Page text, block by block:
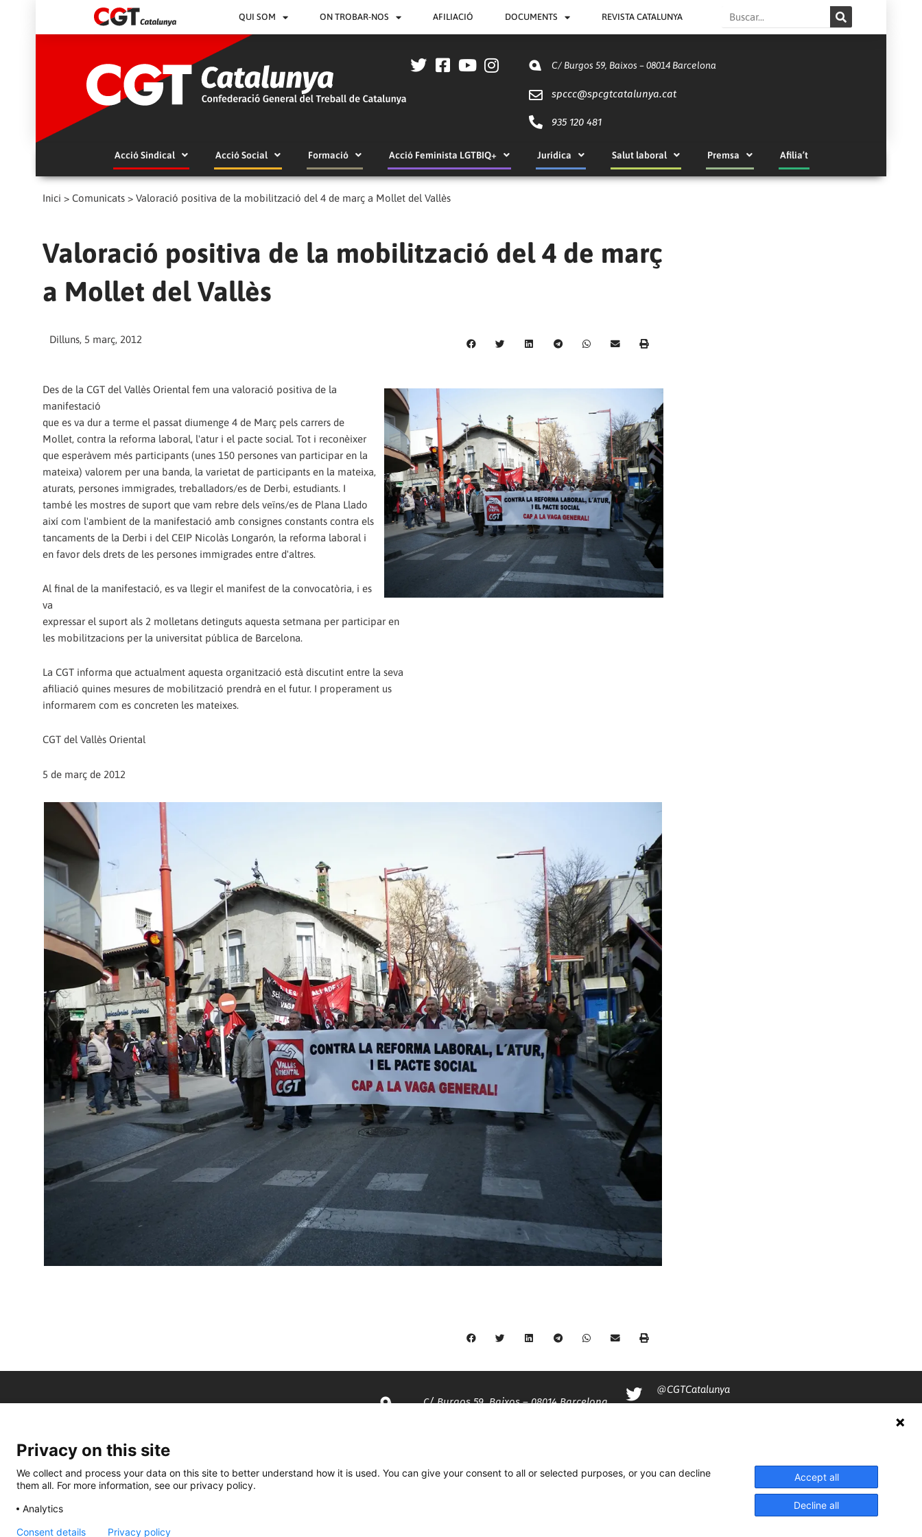
QUI SOM ON TROBAR-NOS AFILIACIÓ DOCUMENTS REVISTA CATALUNYA Search
C/ Burgos 59, Baixos – 08014 Barcelona
spccc@spcgtcatalunya.cat
935 120 481
Acció Sindical Acció Social Formació Acció Feminista LGTBIQ+ Jurídica Salut laboral Premsa Afilia’t
Inici > Comunicats > Valoració positiva de la mobilització del 4 de març a Mollet del Vallès
Valoració positiva de la mobilització del 4 de març
a Mollet del Vallès
Dilluns, 5 març, 2012
Des de la CGT del Vallès Oriental fem una valoració positiva de la
manifestació
que es va dur a terme el passat diumenge 4 de Març pels carrers de
Mollet, contra la reforma laboral, l'atur i el pacte social. Tot i reconèixer
que esperàvem més participants (unes 150 persones van participar en la
mateixa) valorem per una banda, la varietat de participants en la mateixa,
aturats, persones immigrades, treballadors/es de Derbi, estudiants. I
també les mostres de suport que vam rebre dels veïns/es de Plana Llado
així com l'ambient de la manifestació amb consignes constants contra els
tancaments de la Derbi i del CEIP Nicolàs Longarón, la reforma laboral i
en favor dels drets de les persones immigrades entre d'altres.
Al final de la manifestació, es va llegir el manifest de la convocatòria, i es
va
expressar el suport als 2 molletans detinguts aquesta setmana per participar en
les mobilitzacions per la universitat pública de Barcelona.
La CGT informa que actualment aquesta organització està discutint entre la seva
afiliació quines mesures de mobilització prendrà en el futur. I properament us
informarem com es concreten les mateixes.
CGT del Vallès Oriental
5 de març de 2012
C/ Burgos 59, Baixos – 08014 Barcelona
@CGTCatalunya
Privacy on this site
We collect and process your data on this site to better understand how it is used. You can give your consent to all or selected purposes, or you can decline
them all. For more information, see our privacy policy.
Analytics
Accept all
Decline all
Consent details Privacy policy